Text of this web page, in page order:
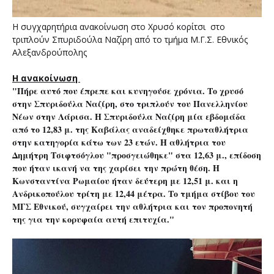
Η συγχαρητήρια ανακοίνωση στο Χρυσό κορίτσι στο
τριπλούν Σπυριδούλα Ναζίρη από το τμήμα Μ.Γ.Σ. Εθνικός
Αλεξανδρούπολης
Η ανακοίνωση
"Πήρε αυτό που έπρεπε και κυνηγούσε χρόνια. Το χρυσό
στην Σπυριδούλα Ναζίρη, στο τριπλούν του Πανελληνίου
Νέων στην Λάρισα. Η Σπυριδούλα Ναζίρη μία εβδομάδα
από το 12,83 μ. της Καβάλας αναδείχθηκε πρωταθλήτρια
στην κατηγορία κάτω των 23 ετών. Η αθλήτρια του
Δημήτρη Τσιφτσόγλου "προσγειώθηκε" στα 12,63 μ., επίδοση
που ήταν ικανή να της χαρίσει την πρώτη θέση. Η
Κωνσταντίνα Ρωμαίου ήταν δεύτερη με 12,51 μ. και η
Ανδρικοπούλου τρίτη με 12,44 μέτρα. Το τμήμα στίβου του
ΜΓΣ Εθνικού, συγχαίρει την αθλήτρια και τον προπονητή
της για την κορυφαία αυτή επιτυχία."